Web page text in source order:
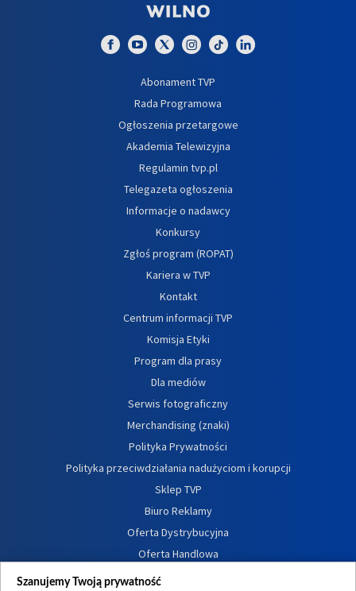
Abonament TVP
Rada Programowa
Ogłoszenia przetargowe
Akademia Telewizyjna
Regulamin tvp.pl
Telegazeta ogłoszenia
Informacje o nadawcy
Konkursy
Zgłoś program (ROPAT)
Kariera w TVP
Kontakt
Centrum informacji TVP
Komisja Etyki
Program dla prasy
Dla mediów
Serwis fotograficzny
Merchandising (znaki)
Polityka Prywatności
Polityka przeciwdziałania nadużyciom i korupcji
Sklep TVP
Biuro Reklamy
Oferta Dystrybucyjna
Oferta Handlowa
Dostępność
Szanujemy Twoją prywatność